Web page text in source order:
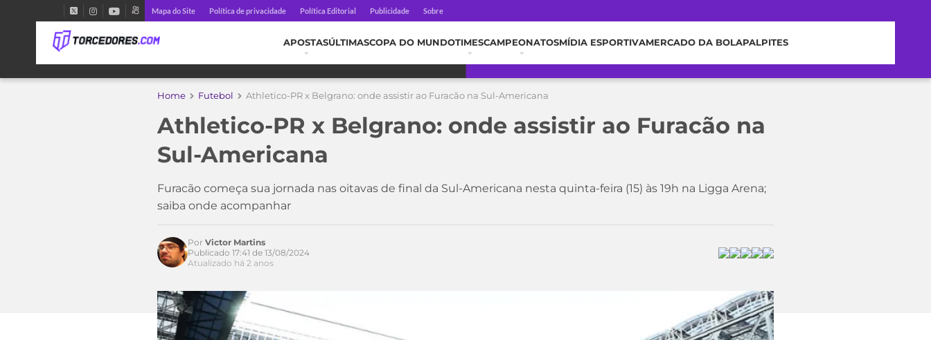
Mapa do Site Política de privacidade Política Editorial Publicidade Sobre
APOSTASÚLTIMASCOPA DO MUNDOTIMESCAMPEONATOSMÍDIA ESPORTIVAMERCADO DA BOLAPALPITES
Home Futebol Athletico-PR x Belgrano: onde assistir ao Furacão na Sul-Americana
Athletico-PR x Belgrano: onde assistir ao Furacão na
Sul-Americana
Furacão começa sua jornada nas oitavas de final da Sul-Americana nesta quinta-feira (15) às 19h na Ligga Arena;
saiba onde acompanhar
Por Victor Martins
Publicado 17:41 de 13/08/2024
Atualizado há 2 anos